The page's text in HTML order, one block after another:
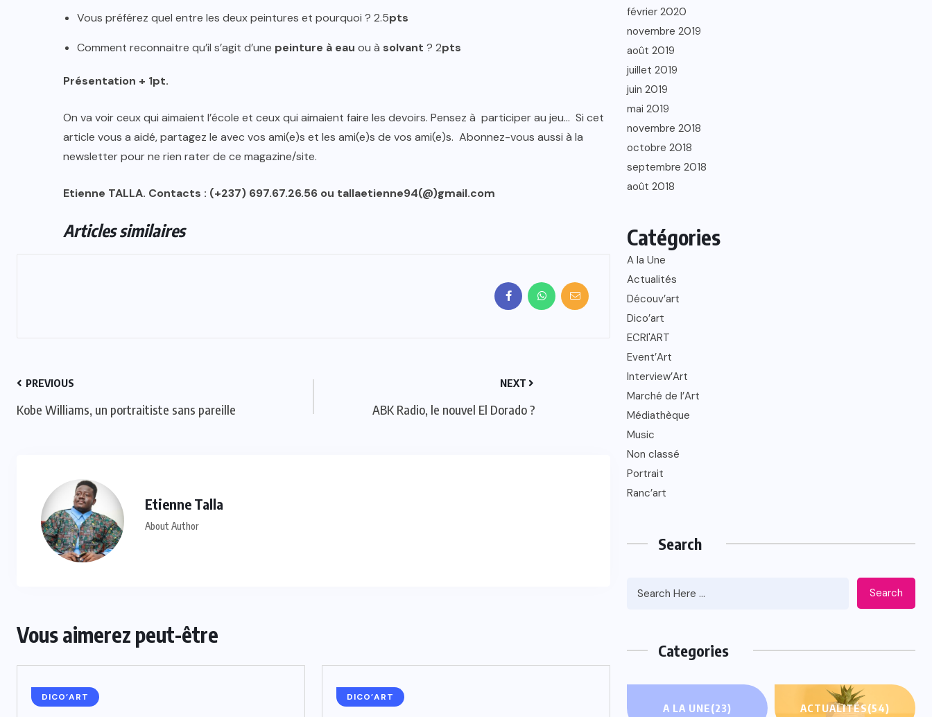
Vous préférez quel entre les deux peintures et pourquoi ? 2.5pts
Comment reconnaitre qu’il s’agit d’une peinture à eau ou à solvant ? 2pts
Présentation + 1pt.
On va voir ceux qui aimaient l’école et ceux qui aimaient faire les devoirs. Pensez à participer au jeu… Si cet
article vous a aidé, partagez le avec vos ami(e)s et les ami(e)s de vos ami(e)s. Abonnez-vous aussi à la
newsletter pour ne rien rater de ce magazine/site.
Etienne TALLA. Contacts : (+237) 697.67.26.56 ou tallaetienne94(@)gmail.com
Articles similaires
PREVIOUS
Kobe Williams, un portraitiste sans pareille
NEXT
ABK Radio, le nouvel El Dorado ?
Etienne Talla
About Author
Vous aimerez peut-être
DICO’ART DICO’ART
février 2020
novembre 2019
août 2019
juillet 2019
juin 2019
mai 2019
novembre 2018
octobre 2018
septembre 2018
août 2018
Catégories
A la Une
Actualités
Découv’art
Dico’art
ECRI'ART
Event’Art
Interview’Art
Marché de l’Art
Médiathèque
Music
Non classé
Portrait
Ranc’art
Search
Search
Categories
A LA UNE(23) ACTUALITÉS(54)